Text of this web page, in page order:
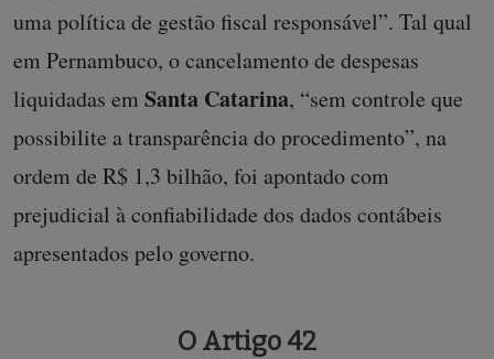
uma política de gestão fiscal responsável”. Tal qual
em Pernambuco, o cancelamento de despesas
liquidadas em Santa Catarina, “sem controle que
possibilite a transparência do procedimento”, na
ordem de R$ 1,3 bilhão, foi apontado com
prejudicial à confiabilidade dos dados contábeis
apresentados pelo governo.
O Artigo 42